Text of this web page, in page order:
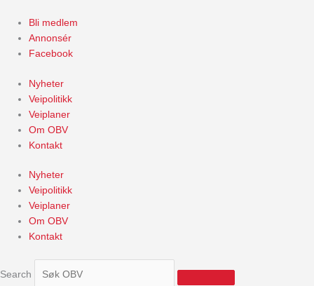
content
Bli medlem
Annonsér
Facebook
Nyheter
Veipolitikk
Veiplaner
Om OBV
Kontakt
Nyheter
Veipolitikk
Veiplaner
Om OBV
Kontakt
Search